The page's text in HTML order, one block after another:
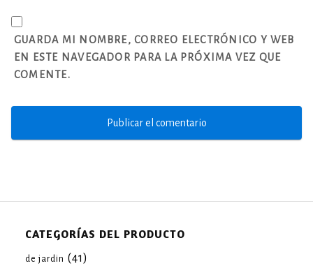
GUARDA MI NOMBRE, CORREO ELECTRÓNICO Y WEB
EN ESTE NAVEGADOR PARA LA PRÓXIMA VEZ QUE
COMENTE.
CATEGORÍAS DEL PRODUCTO
de jardin (41)